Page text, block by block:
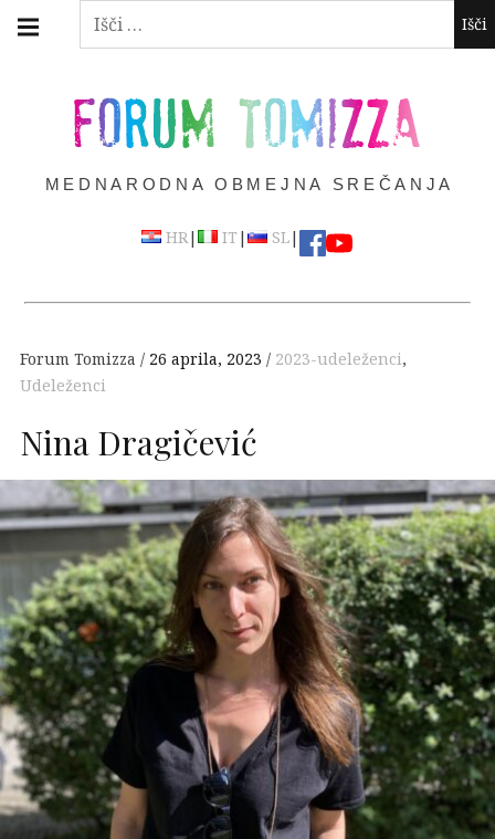
Išči:
Skip
FORUM TOMIZZA
MEDNARODNA OBMEJNA SREČANJA
HR| IT | SL|
navigation
Forum Tomizza 26 aprila, 2023 2023-udeleženci,
Udeleženci
Nina Dragičević